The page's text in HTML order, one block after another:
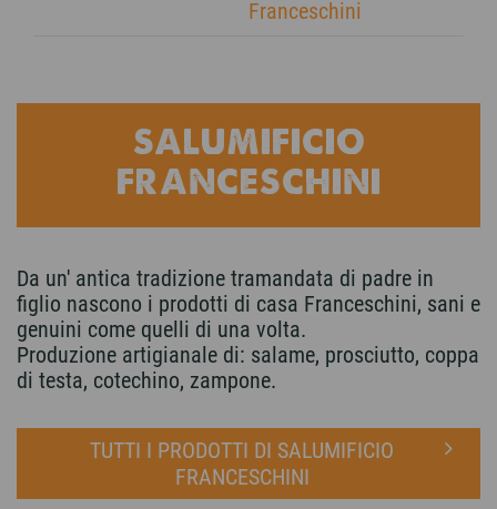
Franceschini
SALUMIFICIO
FRANCESCHINI
Da un' antica tradizione tramandata di padre in
figlio nascono i prodotti di casa Franceschini, sani e
genuini come quelli di una volta.
Produzione artigianale di: salame, prosciutto, coppa
di testa, cotechino, zampone.
TUTTI I PRODOTTI DI SALUMIFICIO
FRANCESCHINI